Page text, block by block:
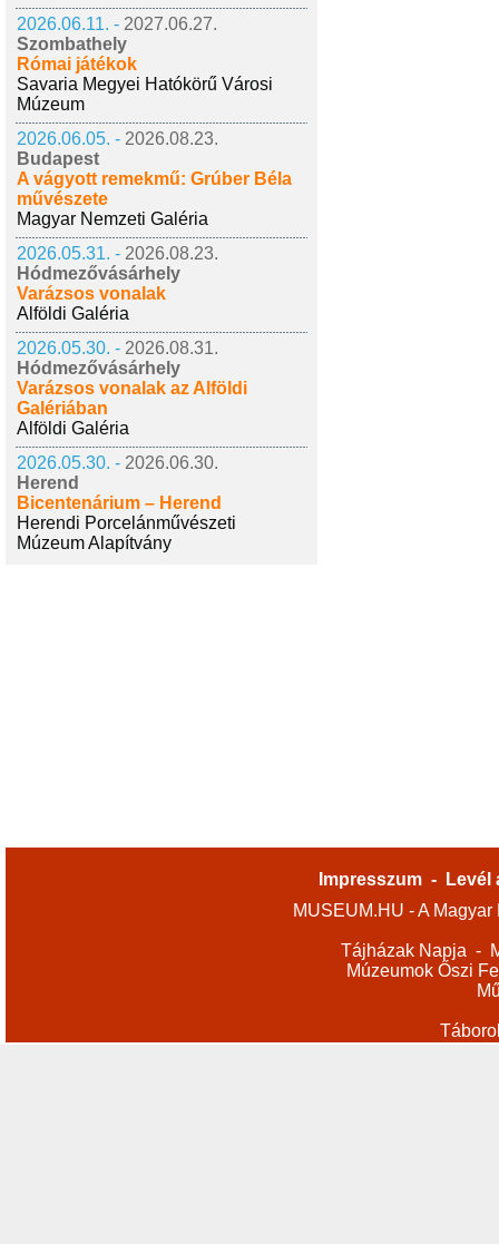
2026.06.11. - 2027.06.27.
Szombathely
Római játékok
Savaria Megyei Hatókörű Városi
Múzeum
2026.06.05. - 2026.08.23.
Budapest
A vágyott remekmű: Grúber Béla
művészete
Magyar Nemzeti Galéria
2026.05.31. - 2026.08.23.
Hódmezővásárhely
Varázsos vonalak
Alföldi Galéria
2026.05.30. - 2026.08.31.
Hódmezővásárhely
Varázsos vonalak az Alföldi
Galériában
Alföldi Galéria
2026.05.30. - 2026.06.30.
Herend
Bicentenárium – Herend
Herendi Porcelánművészeti
Múzeum Alapítvány
Impresszum -
Levél
MUSEUM.HU - A
Tájházak Napja -
Múzeumok Őszi